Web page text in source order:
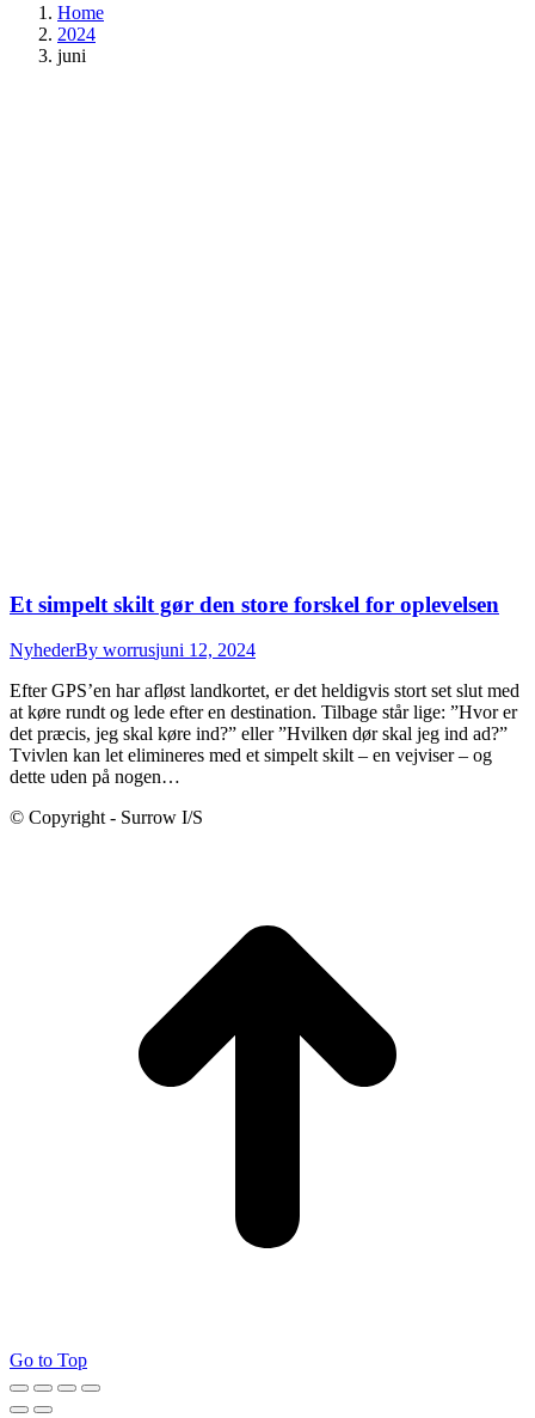
Home
2024
juni
Et simpelt skilt gør den store forskel for oplevelsen
NyhederBy worrusjuni 12, 2024
Efter GPS’en har afløst landkortet, er det heldigvis stort set slut med
at køre rundt og lede efter en destination. Tilbage står lige: ”Hvor er
det præcis, jeg skal køre ind?” eller ”Hvilken dør skal jeg ind ad?”
Tvivlen kan let elimineres med et simpelt skilt – en vejviser – og
dette uden på nogen…
© Copyright - Surrow I/S
Go to Top